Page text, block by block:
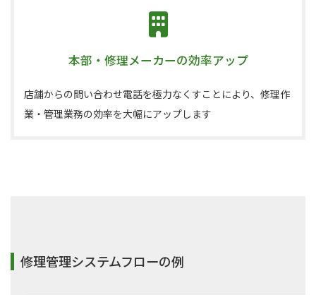
本部・修理メーカーの効率アップ
店舗からの問い合わせ電話を極力なくすことにより、修理作
業・管理業務の効率を大幅にアップします
修理管理システムフローの例